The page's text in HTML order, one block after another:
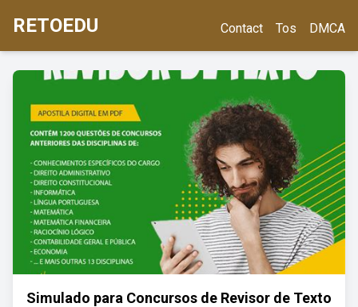
RETOEDU Contact Tos DMCA
Simulado para Concursos de Revisor de Texto